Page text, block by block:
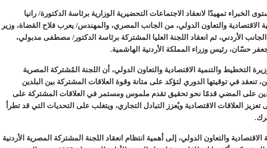
الخبراء تمهيدًا لانعقاد الاجتماعات التحضيرية الوزارية برئاسة الدكتورة/ رانيا
الاقتصادية والتعاون الدولي، من الجانب المصري، والمهندس/ يعرب فلاح القضاة، وزير
الأردني، ثم انعقاد اللجنة العليا المشتركة برئاسة الدكتور/ مصطفى مدبولي،
حسّان، رئيس وزراء المملكة الأردنية الهاشمية.
التخطيط والتنمية الاقتصادية والتعاون الدولي، أن اللجنة المُشتركة المصرية
تنعقد في توقيتها الدوري لتؤكد على متانة وقوة العلاقات المشتركة بين البلدين
على المضي قدمًا نحو تحقيق تقدم ملموس ومستمر في العلاقات المشتركة على
العلاقات الاقتصادية ويُعزز التبادل التجاري، ويتغلب على التحديات التي قد تطرأ
والتعاون الدولي، إلى أهمية انتظام انعقاد اللجنة المشتركة المصرية الأردنية